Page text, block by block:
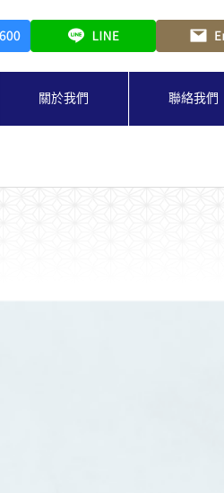
關於我們 聯絡我們